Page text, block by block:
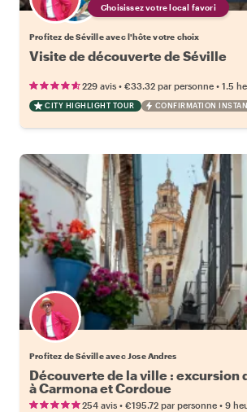
Choisissez votre local favori
Profitez de Séville avec l'hôte votre choix
Visite de découverte de Séville
229 avis • €33.32 par personne • 1.5
CITY HIGHLIGHT TOUR CONFIRMATION
Profitez de Séville avec Jose Andres
Découverte de la ville : excursion
à Carmona et Cordoue
254 avis • €195.72 par personne • 9